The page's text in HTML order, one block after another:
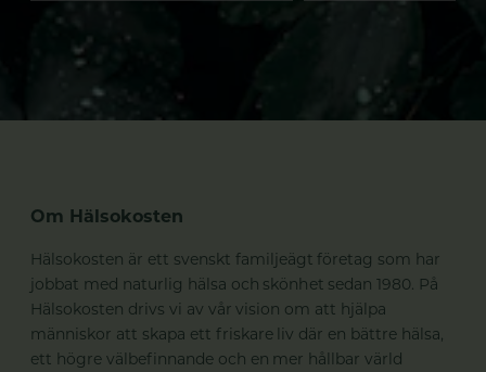
Om Hälsokosten
Hälsokosten är ett svenskt familjeägt företag som har
jobbat med naturlig hälsa och skönhet sedan 1980. På
Hälsokosten drivs vi av vår vision om att hjälpa
människor att skapa ett friskare liv där en bättre hälsa,
ett högre välbefinnande och en mer hållbar värld